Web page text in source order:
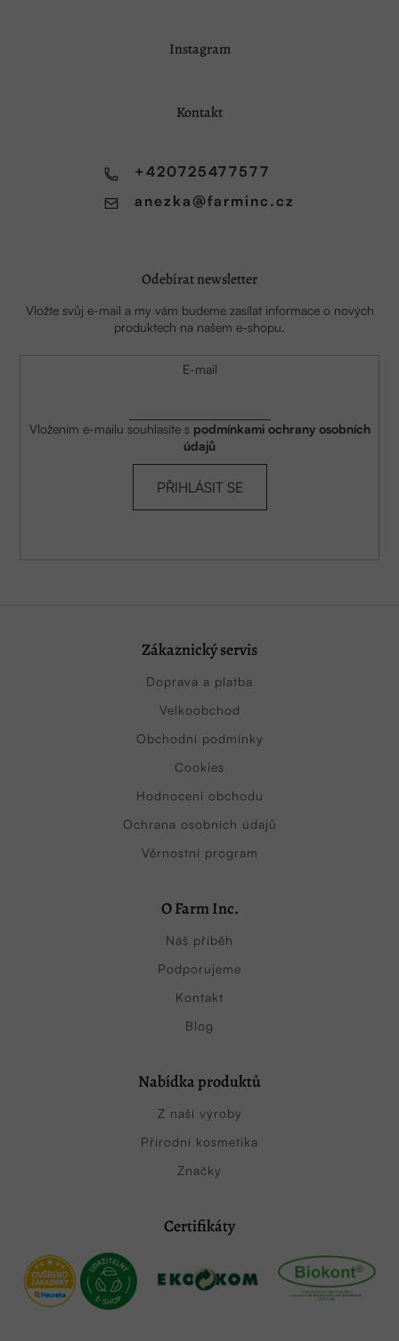
Instagram
Kontakt
anezka @farminc.cz
+420725477577
Odebírat newsletter
Vložte svůj e-mail a my vám budeme zasílat informace o nových
produktech na našem e-shopu.
E-mail
Vložením e-mailu souhlasíte s podmínkami ochrany osobních
údajů
PŘIHLÁSIT SE
Zákaznický servis
Doprava a platba
Velkoobchod
Obchodní podmínky
Cookies
Hodnocení obchodu
Ochrana osobních údajů
Věrnostní program
O Farm Inc.
Náš příběh
Podporujeme
Kontakt
Blog
Nabídka produktů
Z naší výroby
Přírodní kosmetika
Značky
Certifikáty